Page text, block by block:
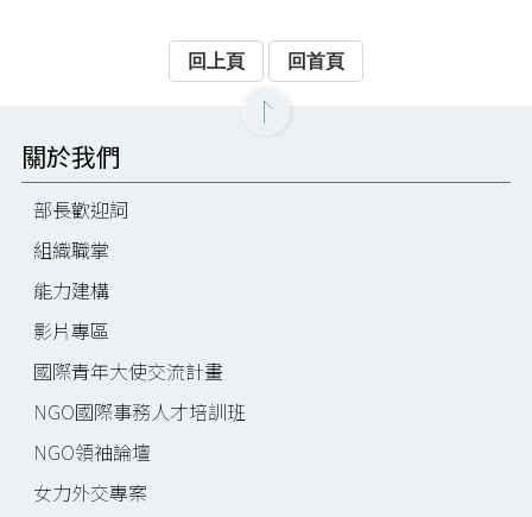
回上頁 回首頁
關於我們
部長歡迎詞
組織職掌
能力建構
影片專區
國際青年大使交流計畫
NGO國際事務人才培訓班
NGO領袖論壇
女力外交專案